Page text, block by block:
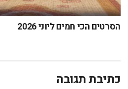
הסרטים הכי חמים ליוני 2026
כתיבת תגובה